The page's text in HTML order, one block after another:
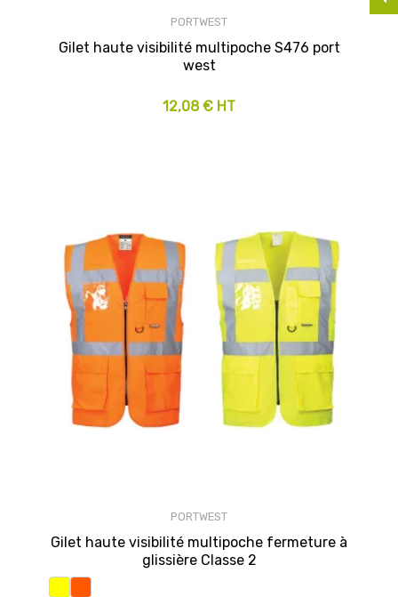
PORTWEST
Gilet haute visibilité multipoche S476 port
west
12,08 € HT
PORTWEST
Gilet haute visibilité multipoche fermeture à
glissière Classe 2